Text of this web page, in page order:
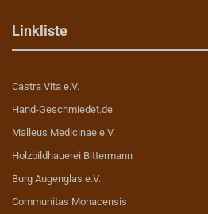
Linkliste
Castra Vita e.V.
Hand-Geschmiedet.de
Malleus Medicinae e.V.
Holzbildhauerei Bittermann
Burg Augenglas e.V.
Communitas Monacensis